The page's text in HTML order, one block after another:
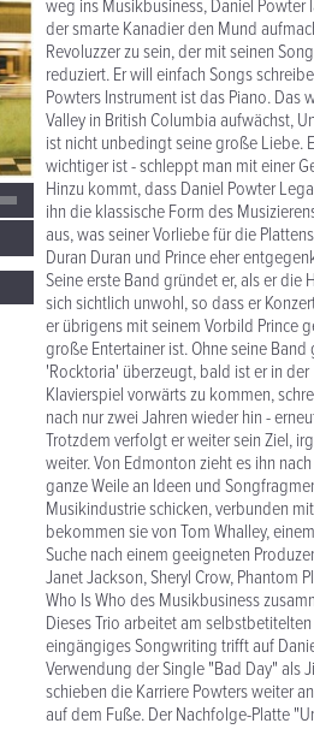
weg ins Musikbusiness, Daniel
der smarte Kanadier den Mund
Revoluzzer zu sein, der mit seinen
reduziert. Er will einfach Songs
Powters Instrument ist das Piano. Das
Valley in British Columbia aufwächst,
ist nicht unbedingt seine große Liebe.
wichtiger ist - schleppt man mit einer
Hinzu kommt, dass Daniel Powter
ihn die klassische Form des
aus, was seiner Vorliebe für die
Duran Duran und Prince eher
Seine erste Band gründet er, als er
sich sichtlich unwohl, so dass er
er übrigens mit seinem Vorbild Prince
große Entertainer ist. Ohne seine
'Rocktoria' überzeugt, bald ist er in
Klavierspiel vorwärts zu kommen,
nach nur zwei Jahren wieder hin -
Trotzdem verfolgt er weiter sein Ziel,
weiter. Von Edmonton zieht es ihn
ganze Weile an Ideen und
Musikindustrie schicken, verbunden
bekommen sie von Tom Whalley,
Suche nach einem geeigneten
Janet Jackson, Sheryl Crow, Phantom
Who Is Who des Musikbusiness
Dieses Trio arbeitet am
eingängiges Songwriting trifft auf
Verwendung der Single "Bad Day" als
schieben die Karriere Powters weiter
auf dem Fuße. Der Nachfolge-Platte